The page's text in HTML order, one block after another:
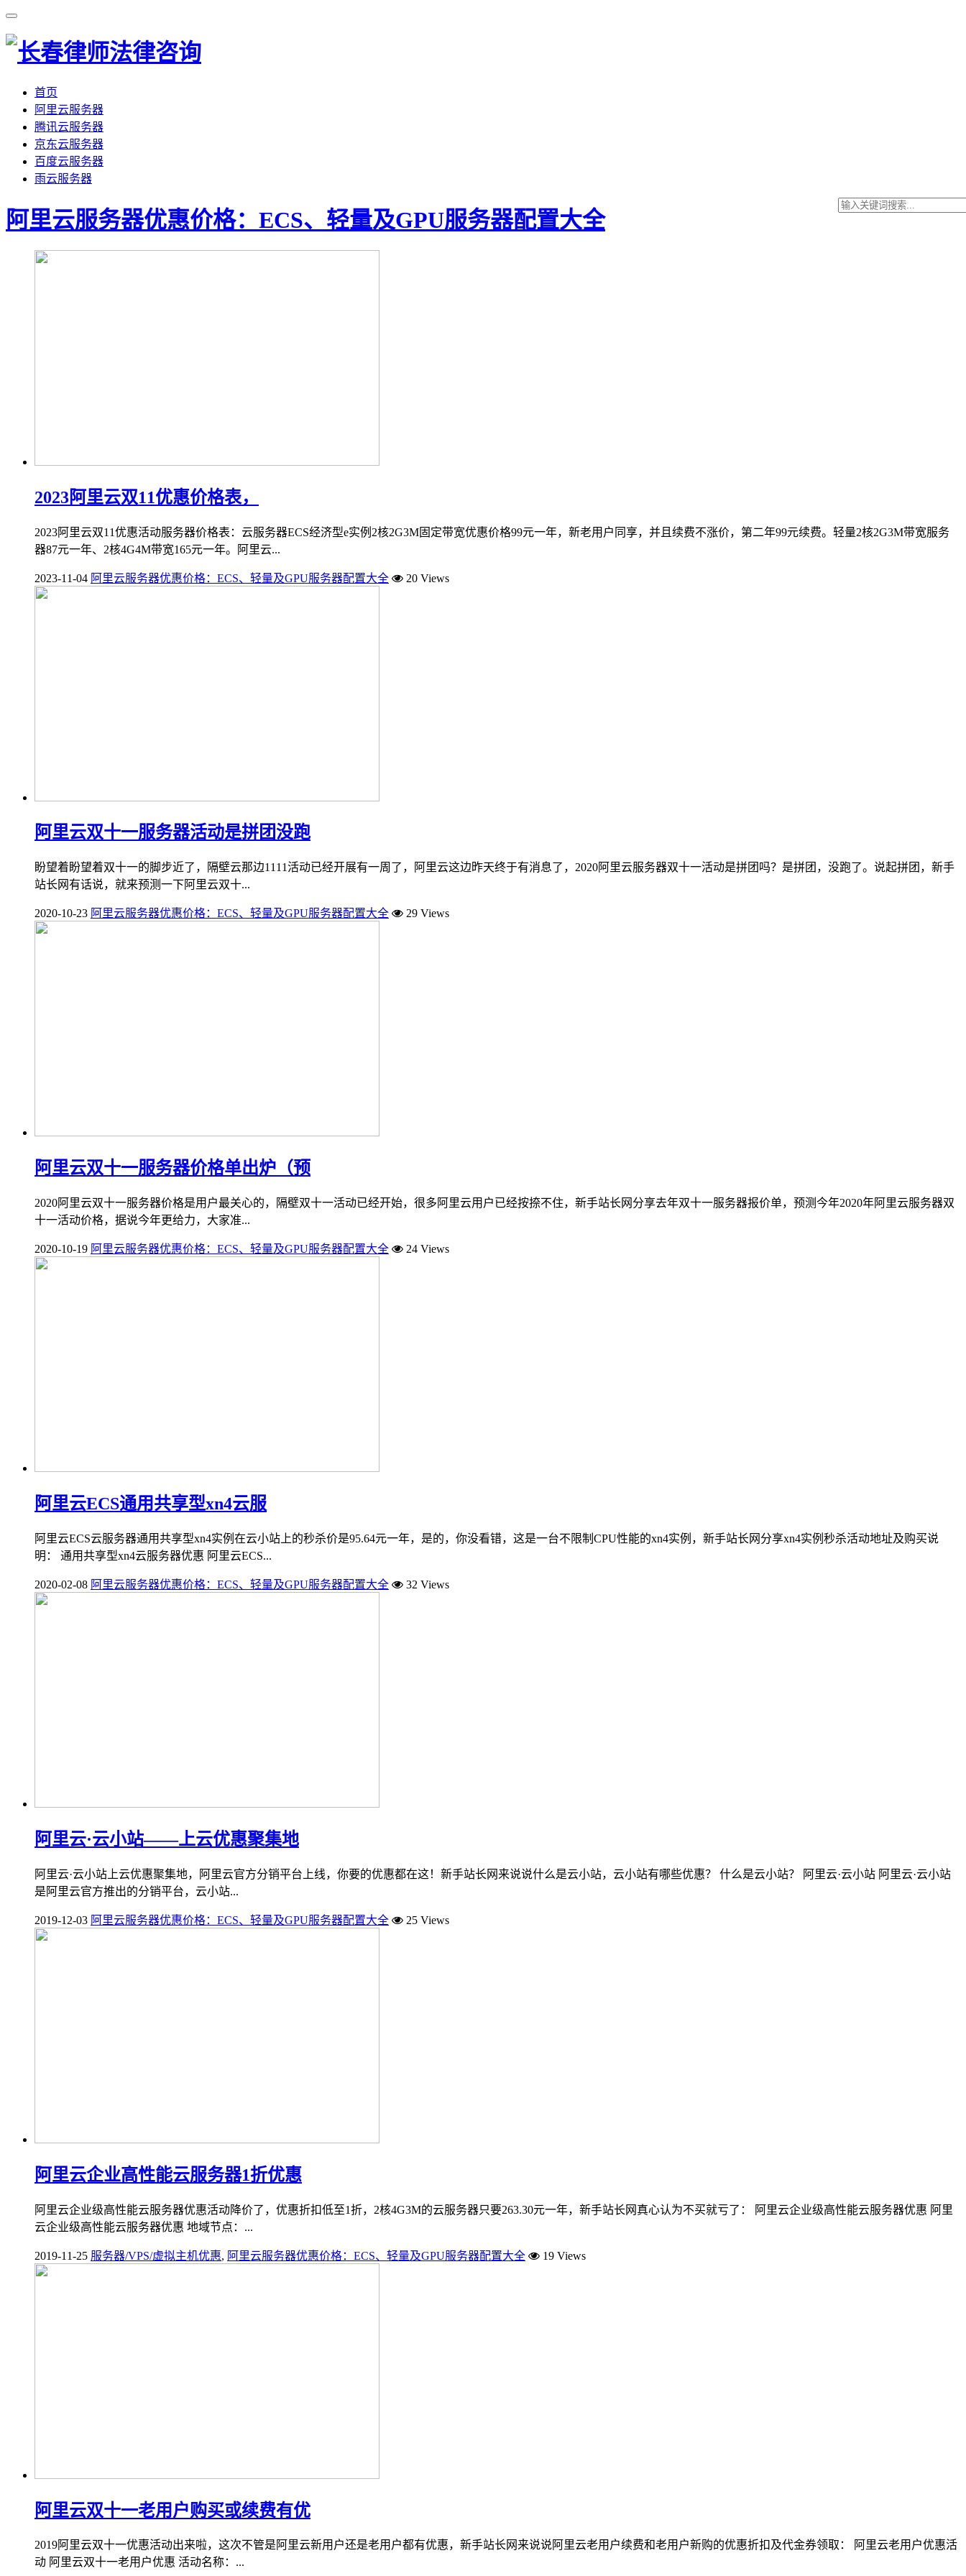
首页
阿里云服务器
腾讯云服务器
京东云服务器
百度云服务器
雨云服务器
阿里云服务器优惠价格：ECS、轻量及GPU服务器配置大全
2023阿里云双11优惠价格表，
2023阿里云双11优惠活动服务器价格表：云服务器ECS经济型e实例2核2G3M固定带宽优惠价格99元一年，新老用户同享，并且续费不涨价，第二年99元续费。轻量2核2G3M带宽服务
器87元一年、2核4G4M带宽165元一年。阿里云...
2023-11-04 阿里云服务器优惠价格：ECS、轻量及GPU服务器配置大全 20 Views
阿里云双十一服务器活动是拼团没跑
盼望着盼望着双十一的脚步近了，隔壁云那边1111活动已经开展有一周了，阿里云这边昨天终于有消息了，2020阿里云服务器双十一活动是拼团吗？是拼团，没跑了。说起拼团，新手
站长网有话说，就来预测一下阿里云双十...
2020-10-23 阿里云服务器优惠价格：ECS、轻量及GPU服务器配置大全 29 Views
阿里云双十一服务器价格单出炉（预
2020阿里云双十一服务器价格是用户最关心的，隔壁双十一活动已经开始，很多阿里云用户已经按捺不住，新手站长网分享去年双十一服务器报价单，预测今年2020年阿里云服务器双
十一活动价格，据说今年更给力，大家准...
2020-10-19 阿里云服务器优惠价格：ECS、轻量及GPU服务器配置大全 24 Views
阿里云ECS通用共享型xn4云服
阿里云ECS云服务器通用共享型xn4实例在云小站上的秒杀价是95.64元一年，是的，你没看错，这是一台不限制CPU性能的xn4实例，新手站长网分享xn4实例秒杀活动地址及购买说
明： 通用共享型xn4云服务器优惠 阿里云ECS...
2020-02-08 阿里云服务器优惠价格：ECS、轻量及GPU服务器配置大全 32 Views
阿里云·云小站——上云优惠聚集地
阿里云·云小站上云优惠聚集地，阿里云官方分销平台上线，你要的优惠都在这！新手站长网来说说什么是云小站，云小站有哪些优惠？ 什么是云小站？ 阿里云·云小站 阿里云·云小站
是阿里云官方推出的分销平台，云小站...
2019-12-03 阿里云服务器优惠价格：ECS、轻量及GPU服务器配置大全 25 Views
阿里云企业高性能云服务器1折优惠
阿里云企业级高性能云服务器优惠活动降价了，优惠折扣低至1折，2核4G3M的云服务器只要263.30元一年，新手站长网真心认为不买就亏了： 阿里云企业级高性能云服务器优惠 阿里
云企业级高性能云服务器优惠 地域节点：...
2019-11-25 服务器/VPS/虚拟主机优惠, 阿里云服务器优惠价格：ECS、轻量及GPU服务器配置大全 19 Views
阿里云双十一老用户购买或续费有优
2019阿里云双十一优惠活动出来啦，这次不管是阿里云新用户还是老用户都有优惠，新手站长网来说说阿里云老用户续费和老用户新购的优惠折扣及代金券领取： 阿里云老用户优惠活
动 阿里云双十一老用户优惠 活动名称：...